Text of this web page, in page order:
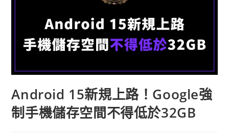
Android 15新規上路！Google強
制手機儲存空間不得低於32GB